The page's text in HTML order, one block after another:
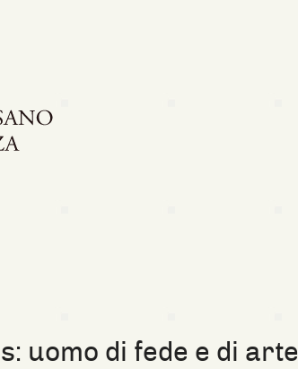
uomo di fede e di arte